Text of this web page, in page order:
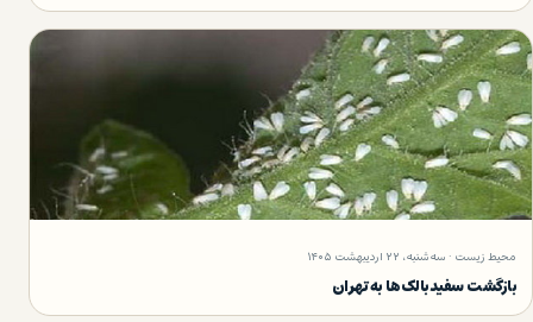
محیط زیست · سه‌شنبه، ۲۲ اردیبهشت ۱۴۰۵
بازگشت سفیدبالک‌ها به تهران